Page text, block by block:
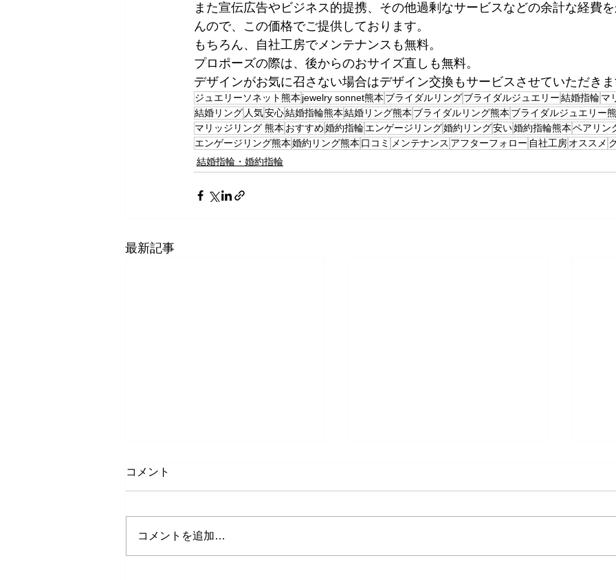
また宣伝広告やビジネス的提携、その他過剰なサービスなどの余計な経費
んので、この価格でご提供しております。
もちろん、自社工房でメンテナンスも無料。
プロポーズの際は、後からのおサイズ直しも無料。
デザインがお気に召さない場合はデザイン交換もサービスさせていただきま
ジュエリーソネット熊本 jewelry sonnet熊本 ブライダルリングブライダルジュエリー結婚指輪 マ
結婚リング 人気安心結婚指輪熊本結婚リング熊本 ブライダルリング熊本 ブライダルジュエリー
マリッジリング 熊本 おすすめ婚約指輪 エンゲージリング婚約リング安い婚約指輪熊本ペアリン
エンゲージリング熊本婚約リング熊本 口コミ メンテナンス アフターフォロー 自社工房オススメ
結婚指輪・婚約指輪
最新記事
コメント
コメントを追加…